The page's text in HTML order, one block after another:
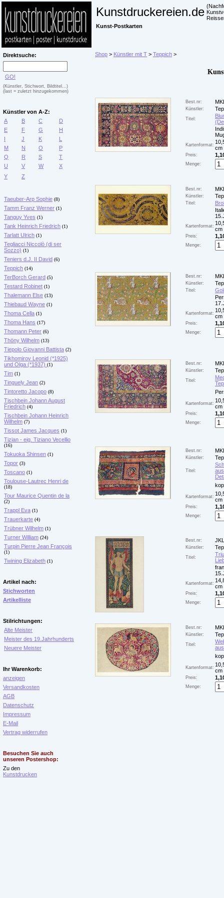
Kunstdruckereien.de
Kunst-Postkarten
Direktsuche:
GO!
(Künstler, Stichwort, Bildtitel...)
(last = zuletzt hinzugekommen)
Künstler von A-Z:
A
B C
D
E
F G
H
I
J K
L
M
N O
P
Q
R S
T
U
V W
X
Y
Z
Taeuber-Arp Sophie (8)
Tamm Franz Werner (1)
Tanguy Yves (1)
Tank Heinrich Friedrich (1)
Tarlatt Ulrich (1)
Tegliacci Niccolò (di ser
Sozzo) (1)
Teniers d.J. II David (6)
Teppich (14)
TerBorch Gerard (5)
Testard Robinet (1)
Thalemann Else (13)
Thiebaud Wayne (1)
Thoma Cella (1)
Thoma Hans (17)
Thomann Peter (6)
Thöny Wilhelm (13)
Tiepolo Giovanni Battista (2)
Tikhomirov Leonid (*1925)
und Olga (*1937) (1)
Tim (1)
Tinguely Jean (2)
Tintoretto Jacopo (8)
Tischbein Johann August
Friedrich (4)
Tischbein Johann Heinrich
Wilhelm (7)
Tissot James Jacques (1)
Tizian - eig. Tiziano Vecellio
(16)
Tokuoka Shinsen (1)
Topor (3)
Toscano (1)
Toulouse-Lautrec Henri de
(18)
Tour Maurice Quentin de la
(2)
Trappl Eva (1)
Trauerkarte (4)
Trübner Wilhelm (1)
Turner William (24)
Turpin Pierre Jean François
(1)
Twining Elizabeth (1)
Artikel nach:
Stichworten
Artikelliste
Stilrichtungen:
Alte Meister
Meister des 19.Jahrhunderts
Neuere Meister
Ihr Warenkorb:
anzeigen
Versandkosten
AGB
Datenschutz
Impressum
E-Mail
Vertrag widerrufen
Besuchen Sie auch
unseren Postershop:
Zu den
Kunstdrucken
Shop > Künstler mit T > Teppich >
Best.nr:
Künstler:
Titel:
Kartenformat: cm
Preis:
Menge:
Best.nr:
Künstler:
Titel:
Kartenformat: cm
Preis:
Menge:
Best.nr:
Künstler:
Titel:
Kartenformat: cm
Preis:
Menge:
Best.nr:
Künstler:
Titel:
Kartenformat: cm
Preis:
Menge:
Best.nr:
Künstler:
Titel:
Kartenformat: cm
Preis:
Menge:
Best.nr:
Künstler:
Titel:
Kartenformat: cm
Preis:
Menge:
Best.nr:
Künstler:
Titel:
Kartenformat: cm
Preis:
Menge: